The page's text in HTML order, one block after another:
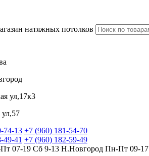
натяжных потолков
ул,17к3
74-13 +7 (960) 181-54-70
49-41 +7 (960) 182-59-49
07-19 Сб 9-13 Н.Новгород Пн-Пт 09-17